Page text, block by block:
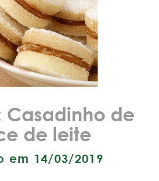
Casadinho de
de leite
em 14/03/2019